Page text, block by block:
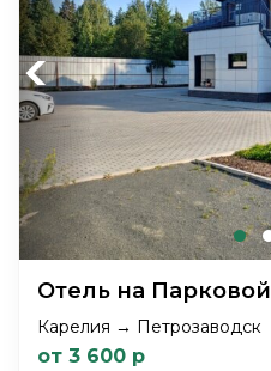
Previous
Отель на Парковой
Карелия → Петрозаводск
от 3 600 р